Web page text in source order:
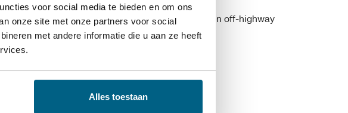
voor social media te bieden en om ons
onze site met onze partners voor social
met andere informatie die u aan ze heeft
Alles toestaan
voor gebruik in een breed scala van on- en off-highway
CF olie wordt aanbevolen.
om de volgende eigenschappen te garanderen: